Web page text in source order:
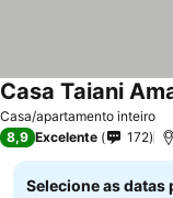
Casa/apartamento inteiro
Casa Taiani
8,9 Excelente 172
Selecione as datas